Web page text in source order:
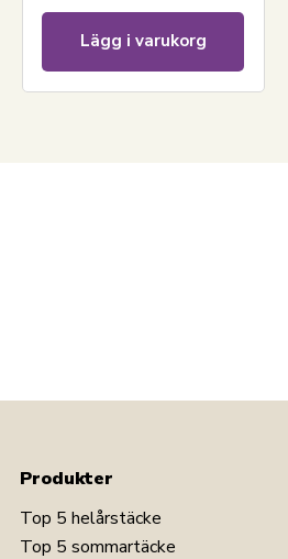
Lägg i varukorg
Produkter
Top 5 helårstäcke
Top 5 sommartäcke